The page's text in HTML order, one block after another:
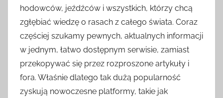
hodowców, jeźdźców i wszystkich, którzy chcą
zgłębiać wiedzę o rasach z całego świata. Coraz
częściej szukamy pewnych, aktualnych informacji
w jednym, łatwo dostępnym serwisie, zamiast
przekopywać się przez rozproszone artykuły i
fora. Właśnie dlatego tak dużą popularność
zyskują nowoczesne platformy, takie jak